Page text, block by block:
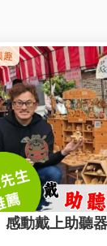
約7–8 萬元。使